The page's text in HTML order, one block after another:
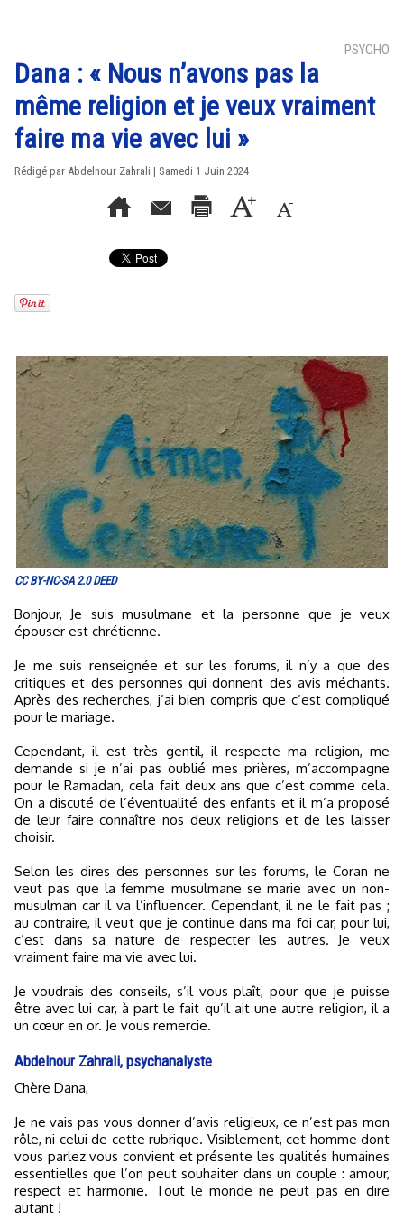
PSYCHO
Dana : « Nous n’avons pas la
même religion et je veux vraiment
faire ma vie avec lui »
Rédigé par Abdelnour Zahrali | Samedi 1 Juin 2024
CC BY-NC-SA 2.0 DEED
Bonjour, Je suis musulmane et la personne que je veux
épouser est chrétienne.
Je me suis renseignée et sur les forums, il n’y a que des
critiques et des personnes qui donnent des avis méchants.
Après des recherches, j’ai bien compris que c’est compliqué
pour le mariage.
Cependant, il est très gentil, il respecte ma religion, me
demande si je n’ai pas oublié mes prières, m’accompagne
pour le Ramadan, cela fait deux ans que c’est comme cela.
On a discuté de l’éventualité des enfants et il m’a proposé
de leur faire connaître nos deux religions et de les laisser
choisir.
Selon les dires des personnes sur les forums, le Coran ne
veut pas que la femme musulmane se marie avec un non-
musulman car il va l’influencer. Cependant, il ne le fait pas ;
au contraire, il veut que je continue dans ma foi car, pour lui,
c’est dans sa nature de respecter les autres. Je veux
vraiment faire ma vie avec lui.
Je voudrais des conseils, s’il vous plaît, pour que je puisse
être avec lui car, à part le fait qu’il ait une autre religion, il a
un cœur en or. Je vous remercie.
Abdelnour Zahrali, psychanalyste
Chère Dana,
Je ne vais pas vous donner d’avis religieux, ce n’est pas mon
rôle, ni celui de cette rubrique. Visiblement, cet homme dont
vous parlez vous convient et présente les qualités humaines
essentielles que l’on peut souhaiter dans un couple : amour,
respect et harmonie. Tout le monde ne peut pas en dire
autant !